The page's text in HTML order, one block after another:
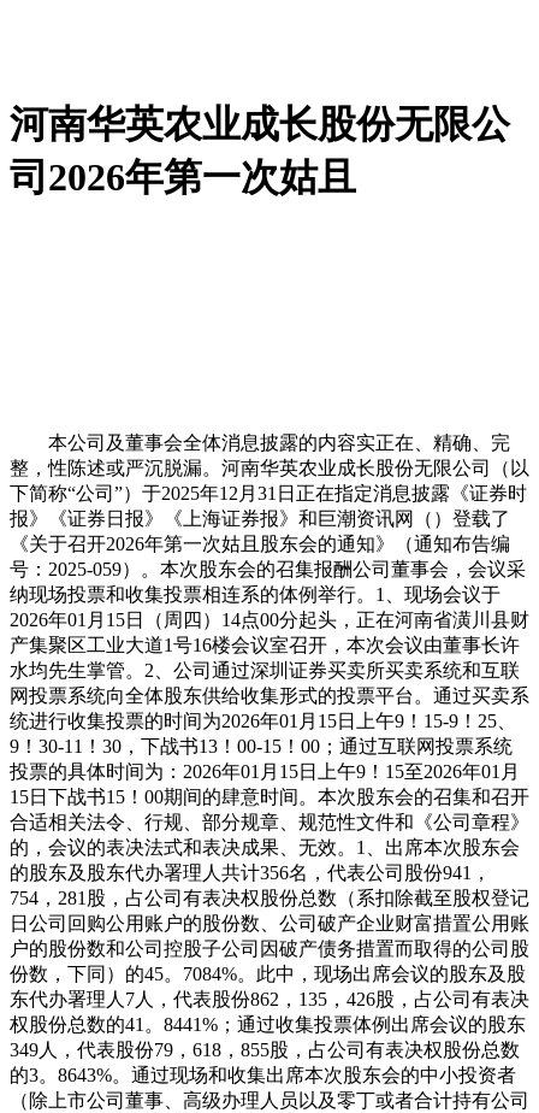
河南华英农业成长股份无限公
司2026年第一次姑且
本公司及董事会全体消息披露的内容实正在、精确、完
整，性陈述或严沉脱漏。河南华英农业成长股份无限公司（以
下简称“公司”）于2025年12月31日正在指定消息披露《证券时
报》《证券日报》《上海证券报》和巨潮资讯网（）登载了
《关于召开2026年第一次姑且股东会的通知》（通知布告编
号：2025-059）。本次股东会的召集报酬公司董事会，会议采
纳现场投票和收集投票相连系的体例举行。1、现场会议于
2026年01月15日（周四）14点00分起头，正在河南省潢川县财
产集聚区工业大道1号16楼会议室召开，本次会议由董事长许
水均先生掌管。2、公司通过深圳证券买卖所买卖系统和互联
网投票系统向全体股东供给收集形式的投票平台。通过买卖系
统进行收集投票的时间为2026年01月15日上午9！15-9！25、
9！30-11！30，下战书13！00-15！00；通过互联网投票系统
投票的具体时间为：2026年01月15日上午9！15至2026年01月
15日下战书15！00期间的肆意时间。本次股东会的召集和召开
合适相关法令、行规、部分规章、规范性文件和《公司章程》
的，会议的表决法式和表决成果、无效。1、出席本次股东会
的股东及股东代办署理人共计356名，代表公司股份941，
754，281股，占公司有表决权股份总数（系扣除截至股权登记
日公司回购公用账户的股份数、公司破产企业财富措置公用账
户的股份数和公司控股子公司因破产债务措置而取得的公司股
份数，下同）的45。7084%。此中，现场出席会议的股东及股
东代办署理人7人，代表股份862，135，426股，占公司有表决
权股份总数的41。8441%；通过收集投票体例出席会议的股东
349人，代表股份79，618，855股，占公司有表决权股份总数
的3。8643%。通过现场和收集出席本次股东会的中小投资者
（除上市公司董事、高级办理人员以及零丁或者合计持有公司